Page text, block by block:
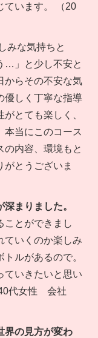
ています。 （20
みな気持ちと
…」と少し不安と
からその不安な気
優しく丁寧な指導
とても楽しく、
本当にこのコース
の内容、環境もと
がとうございま
まりました。
ことができまし
ていくのか楽しみ
ルがあるので。
ていきたいと思い
代女性 会社
界の見方が変わ